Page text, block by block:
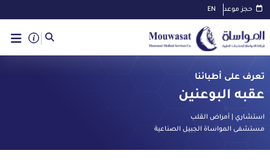
حجز موعد EN
تعرف على أطبائنا
عقبه البوعنين
استشاري | أمراض القلب
مستشفى المواساة الجبيل الصناعية